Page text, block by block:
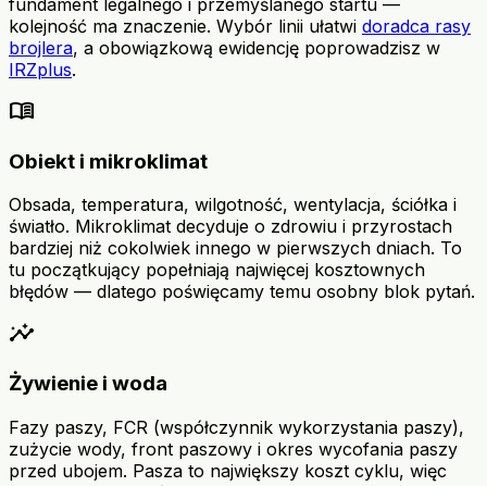
kolejność ma znaczenie. Wybór linii ułatwi doradca rasy
brojlera, a obowiązkową ewidencję poprowadzisz w
IRZplus.
menu_book
Obiekt i mikroklimat
Obsada, temperatura, wilgotność, wentylacja, ściółka i
światło. Mikroklimat decyduje o zdrowiu i przyrostach
bardziej niż cokolwiek innego w pierwszych dniach. To
tu początkujący popełniają najwięcej kosztownych
błędów — dlatego poświęcamy temu osobny blok pytań.
insights
Żywienie i woda
Fazy paszy, FCR (współczynnik wykorzystania paszy),
zużycie wody, front paszowy i okres wycofania paszy
przed ubojem. Pasza to największy koszt cyklu, więc